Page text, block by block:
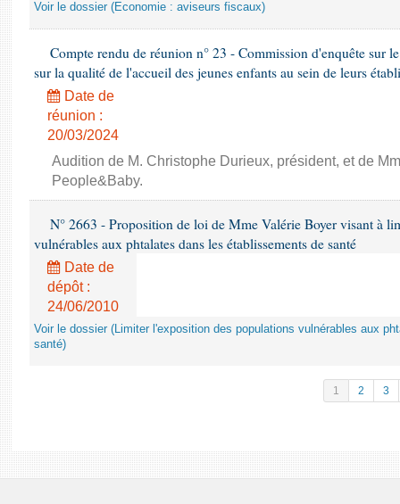
Voir le dossier (Economie : aviseurs fiscaux)
Compte rendu de réunion n° 23 - Commission d'enquête sur
sur la qualité de l'accueil des jeunes enfants au sein de leurs
Date de
réunion :
20/03/2024
Audition de M. Christophe Durieux, président, et de
People&Baby.
N° 2663 - Proposition de loi de Mme Valérie Boyer visant à
vulnérables aux phtalates dans les établissements de santé
Date de
dépôt :
24/06/2010
Voir le dossier (Limiter l'exposition des populations vulnérables aux
santé)
1 2 3